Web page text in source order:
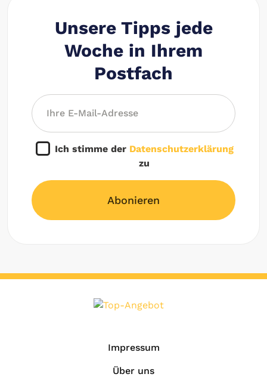
Unsere Tipps jede
Woche in Ihrem
Postfach
Ich stimme der Datenschutzerklärung
zu
Abonieren
Impressum
Über uns